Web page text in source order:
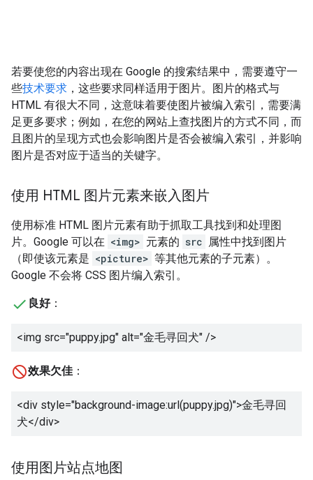
若要使您的内容出现在 Google 的搜索结果中，需要遵守一
些技术要求 ，这些要求同样适用于图片。图片的格式与
HTML 有很大不同，这意味着要使图片被编入索引，需要满
足更多要求；例如，在您的网站上查找图片的方式不同，而
且图片的呈现方式也会影响图片是否会被编入索引，并影响
图片是否对应于适当的关键字。
使用 HTML 图片元素来嵌入图片
使用标准 HTML 图片元素有助于抓取工具找到和处理图
片。Google 可以在 <img> 元素的 src 属性中找到图片
（即使该元素是 <picture> 等其他元素的子元素）。
Google 不会将 CSS 图片编入索引。
良好：
<img src="puppy.jpg" alt="金毛寻回犬" />
效果欠佳 ：
<div style="background-image:url(puppy.jpg)">金毛寻回
犬</div>
使用图片站点地图